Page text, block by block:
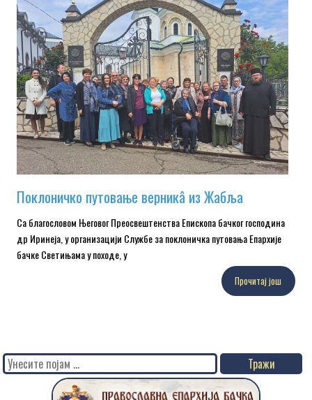
Поклоничко путовање верникâ из Жабља
Са благословом Његовог Преосвештенства Епископа бачког господина
др Иринеја, у организацији Службе за поклоничка путовања Епархије
бачке Светињама у походе, у
Прочитај још
Search
for: